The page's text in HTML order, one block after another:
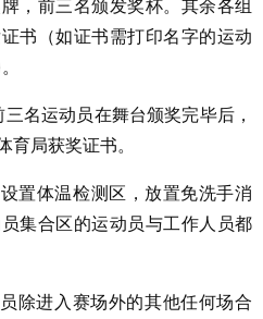
，前三名颁发奖杯。其余各组
书（如证书需打印名字的运动
运动员在舞台颁奖完毕后，
局获奖证书。
体温检测区，放置免洗手消
集合区的运动员与工作人员都
进入赛场外的其他任何场合